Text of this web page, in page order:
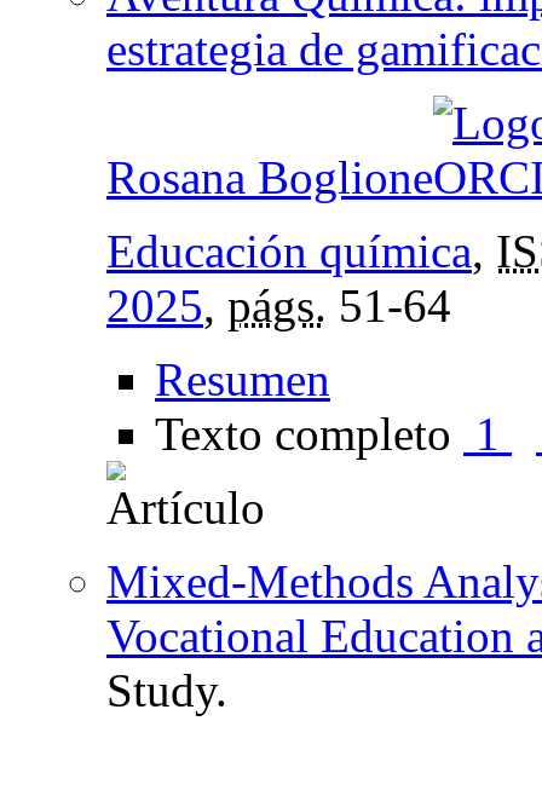
estrategia de
Rosana Boglione
Educación química,
2025, págs. 51-64
Resumen
Texto completo 1
Mixed-Methods
Vocational Education
Study.